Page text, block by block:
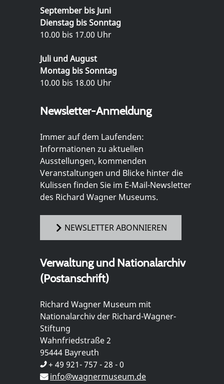
September bis Juni
Dienstag bis Sonntag
10.00 bis 17.00 Uhr
Juli und August
Montag bis Sonntag
10.00 bis 18.00 Uhr
Newsletter-Anmeldung
Immer auf dem Laufenden:
Informationen zu aktuellen
Ausstellungen, kommenden
Veranstaltungen und Blicke hinter die
Kulissen finden Sie im E-Mail-Newsletter
des Richard Wagner Museums.
NEWSLETTER ABONNIEREN
Verwaltung und Nationalarchiv
(Postanschrift)
Richard Wagner Museum mit
Nationalarchiv der Richard-Wagner-
Stiftung
Wahnfriedstraße 2
95444 Bayreuth
+ 49 921- 757 - 28 - 0
info@wagnermuseum.de